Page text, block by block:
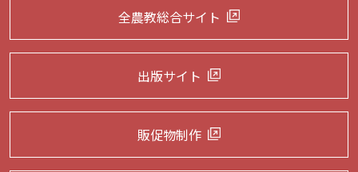
全農教総合サイト
出版サイト
販促物制作